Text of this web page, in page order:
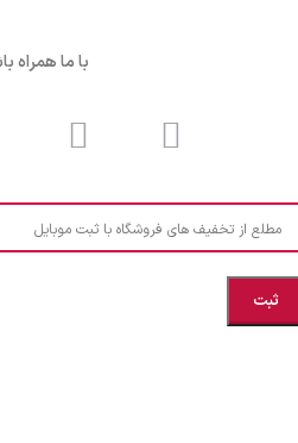
با ما همراه
مطلع از تخفیف های فروشگاه با ثبت موبایل